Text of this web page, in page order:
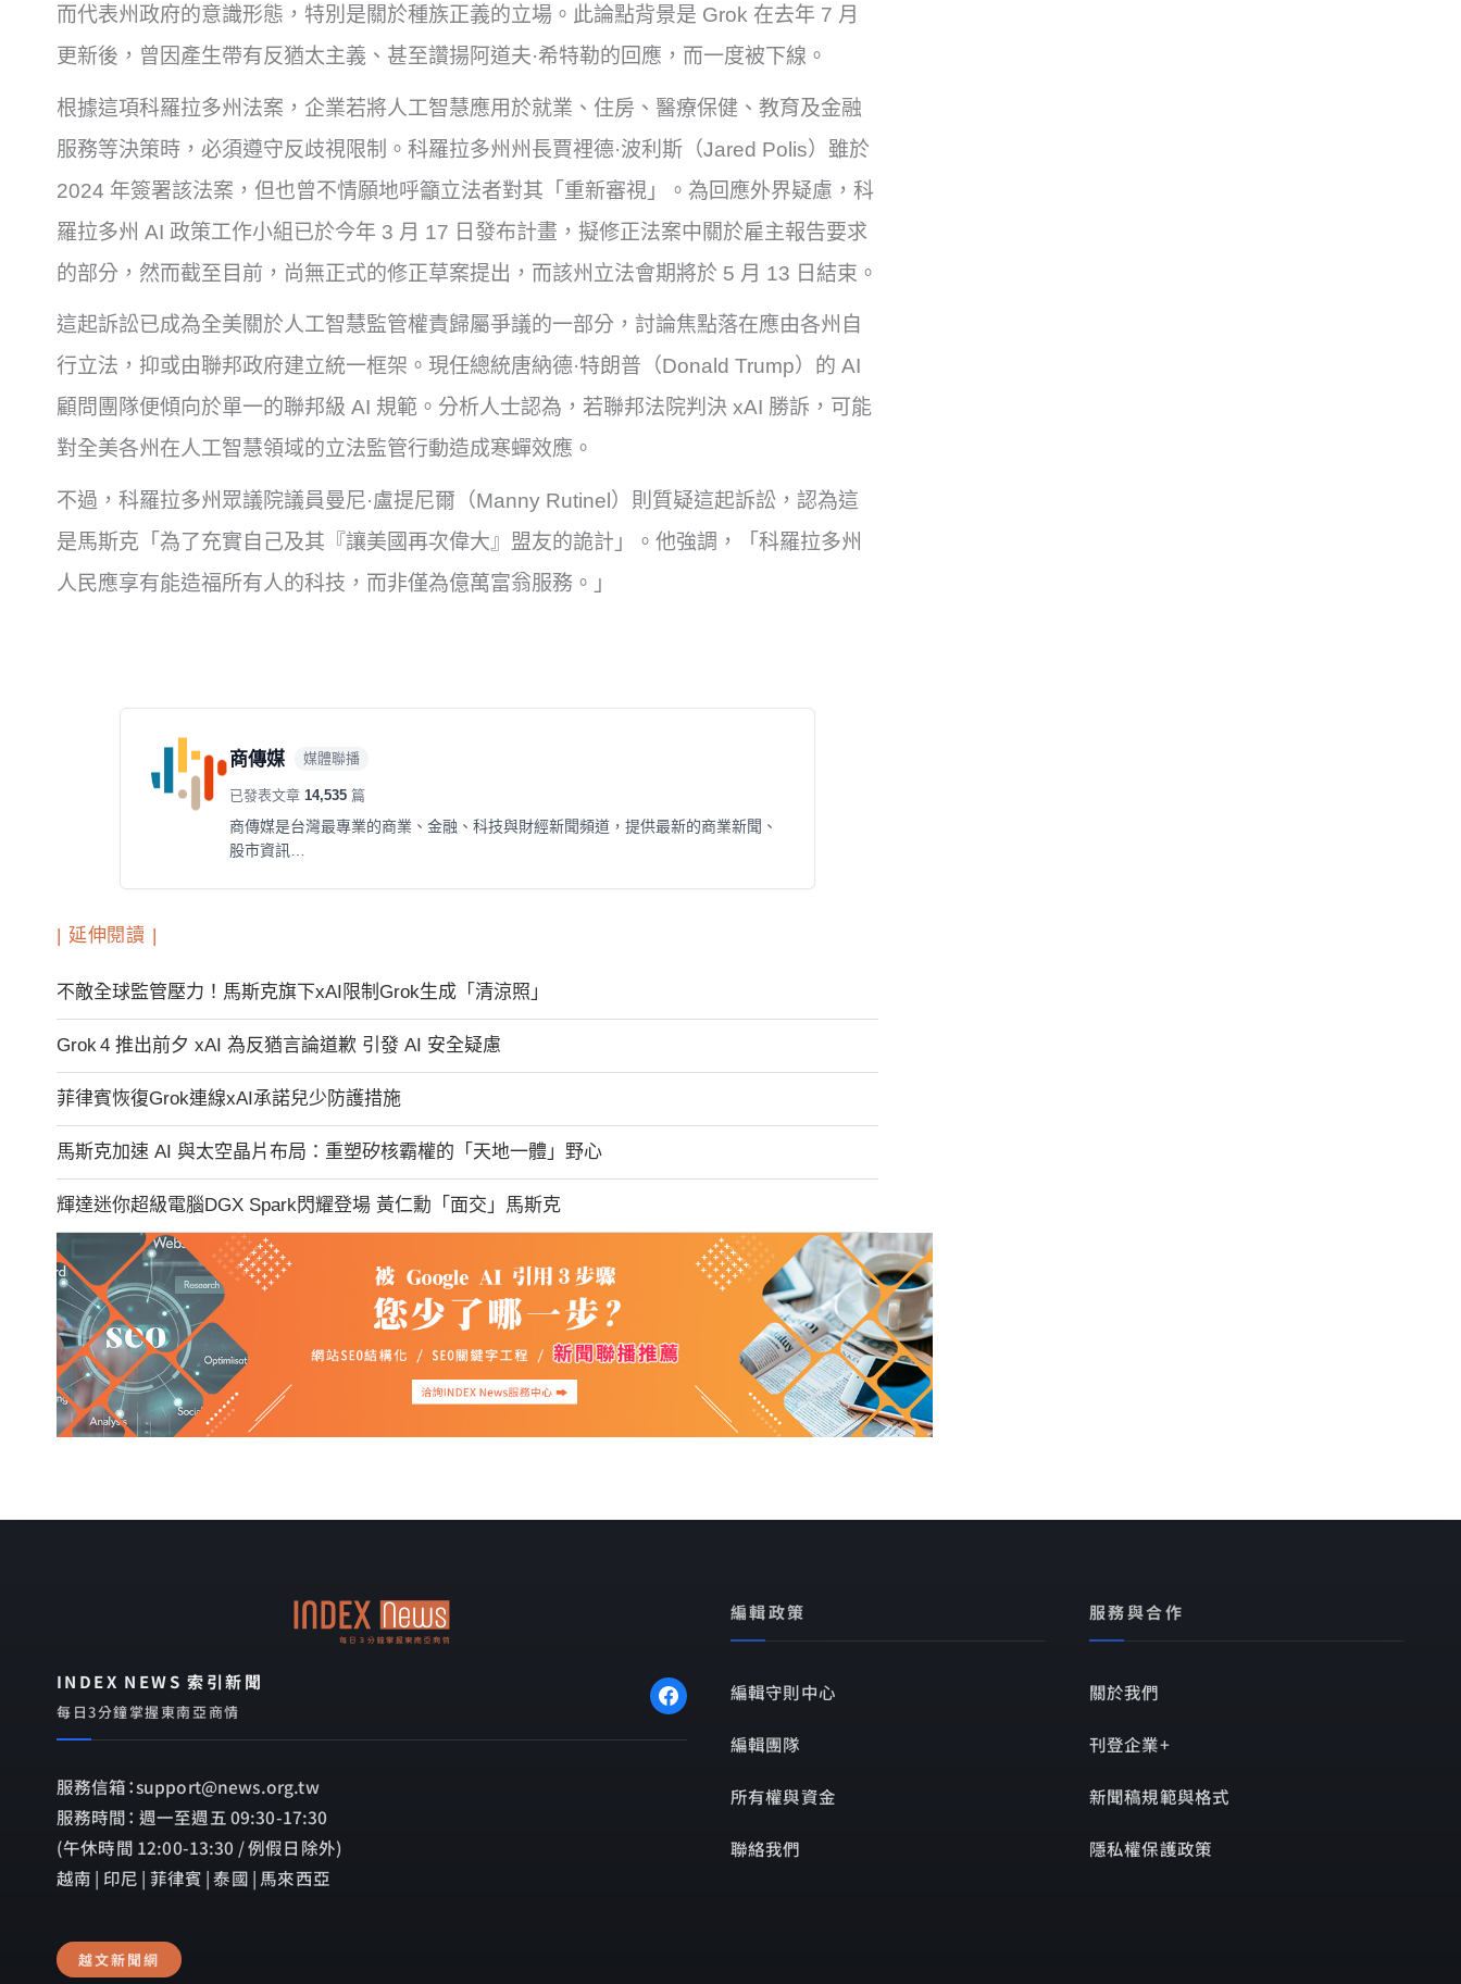
而代表州政府的意識形態，特別是關於種族正義的立場。此論點背景是 Grok 在去年 7 月
更新後，曾因產生帶有反猶太主義、甚至讚揚阿道夫·希特勒的回應，而一度被下線。
根據這項科羅拉多州法案，企業若將人工智慧應用於就業、住房、醫療保健、教育及金融
服務等決策時，必須遵守反歧視限制。科羅拉多州州長賈裡德·波利斯（Jared Polis）雖於
2024 年簽署該法案，但也曾不情願地呼籲立法者對其「重新審視」。為回應外界疑慮，科
羅拉多州 AI 政策工作小組已於今年 3 月 17 日發布計畫，擬修正法案中關於雇主報告要求
的部分，然而截至目前，尚無正式的修正草案提出，而該州立法會期將於 5 月 13 日結束。
這起訴訟已成為全美關於人工智慧監管權責歸屬爭議的一部分，討論焦點落在應由各州自
行立法，抑或由聯邦政府建立統一框架。現任總統唐納德·特朗普（Donald Trump）的 AI
顧問團隊便傾向於單一的聯邦級 AI 規範。分析人士認為，若聯邦法院判決 xAI 勝訴，可能
對全美各州在人工智慧領域的立法監管行動造成寒蟬效應。
不過，科羅拉多州眾議院議員曼尼·盧提尼爾（Manny Rutinel）則質疑這起訴訟，認為這
是馬斯克「為了充實自己及其『讓美國再次偉大』盟友的詭計」。他強調，「科羅拉多州
人民應享有能造福所有人的科技，而非僅為億萬富翁服務。」
商傳媒 媒體聯播
已發表文章 14,535 篇
商傳媒是台灣最專業的商業、金融、科技與財經新聞頻道，提供最新的商業新聞、
股市資訊…
| 延伸閱讀 |
不敵全球監管壓力！馬斯克旗下xAI限制Grok生成「清涼照」
Grok 4 推出前夕 xAI 為反猶言論道歉 引發 AI 安全疑慮
菲律賓恢復Grok連線xAI承諾兒少防護措施
馬斯克加速 AI 與太空晶片布局：重塑矽核霸權的「天地一體」野心
輝達迷你超級電腦DGX Spark閃耀登場 黃仁勳「面交」馬斯克
INDEX NEWS 索引新聞
每日3分鐘掌握東南亞商情
服務信箱：support@news.org.tw
服務時間： 週一至週五 09:30-17:30
(午休時間 12:00-13:30 / 例假日除外)
越南 | 印尼 | 菲律賓 | 泰國 | 馬來西亞
越文新聞網
編輯政策
編輯守則中心
編輯團隊
所有權與資金
聯絡我們
服務與合作
關於我們
刊登企業+
新聞稿規範與格式
隱私權保護政策